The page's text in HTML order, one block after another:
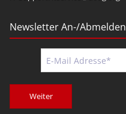
Newsletter An-/Abmelden
Weiter